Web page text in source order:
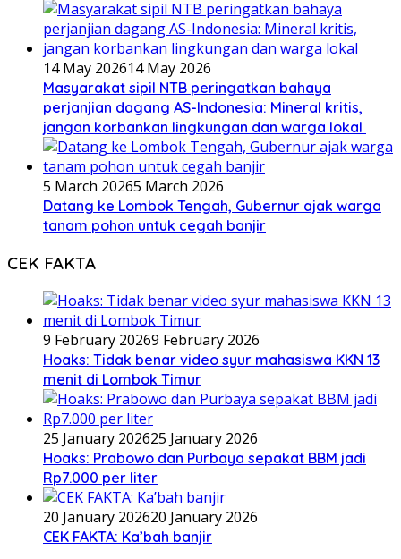
14 May 202614 May 2026
Masyarakat sipil NTB peringatkan bahaya
perjanjian dagang AS-Indonesia: Mineral kritis,
jangan korbankan lingkungan dan warga lokal
5 March 20265 March 2026
Datang ke Lombok Tengah, Gubernur ajak warga
tanam pohon untuk cegah banjir
CEK FAKTA
9 February 20269 February 2026
Hoaks: Tidak benar video syur mahasiswa KKN 13
menit di Lombok Timur
25 January 202625 January 2026
Hoaks: Prabowo dan Purbaya sepakat BBM jadi
Rp7.000 per liter
20 January 202620 January 2026
CEK FAKTA: Ka’bah banjir